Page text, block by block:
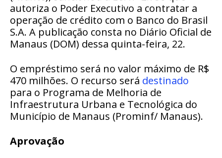
autoriza o Poder Executivo a contratar a
operação de crédito com o Banco do Brasil
S.A. A publicação consta no Diário Oficial de
Manaus (DOM) dessa quinta-feira, 22.
O empréstimo será no valor máximo de R$
470 milhões. O recurso será destinado
para o Programa de Melhoria de
Infraestrutura Urbana e Tecnológica do
Município de Manaus (Prominf/ Manaus).
Aprovação